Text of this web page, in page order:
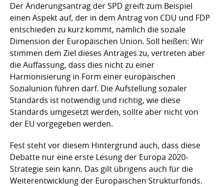
Der Änderungsantrag der SPD greift zum Beispiel
einen Aspekt auf, der in dem Antrag von CDU und FDP
entschieden zu kurz kommt, nämlich die soziale
Dimension der Europäischen Union. Soll heißen: Wir
stimmen dem Ziel dieses Antrages zu, vertreten aber
die Auffassung, dass dies nicht zu einer
Harmonisierung in Form einer europäischen
Sozialunion führen darf. Die Aufstellung sozialer
Standards ist notwendig und richtig, wie diese
Standards umgesetzt werden, sollte aber nicht von
der EU vorgegeben werden.
Fest steht vor diesem Hintergrund auch, dass diese
Debatte nur eine erste Lesung der Europa 2020-
Strategie sein kann. Das gilt übrigens auch für die
Weiterentwicklung der Europäischen Strukturfonds.